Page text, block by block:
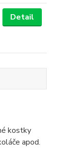
Detail
kostky
apod.